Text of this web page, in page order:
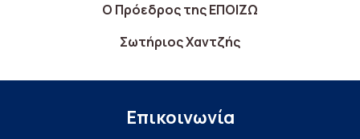
Ο Πρόεδρος της ΕΠΟΙΖΩ
Σωτήριος Χαντζής
Επικοινωνία